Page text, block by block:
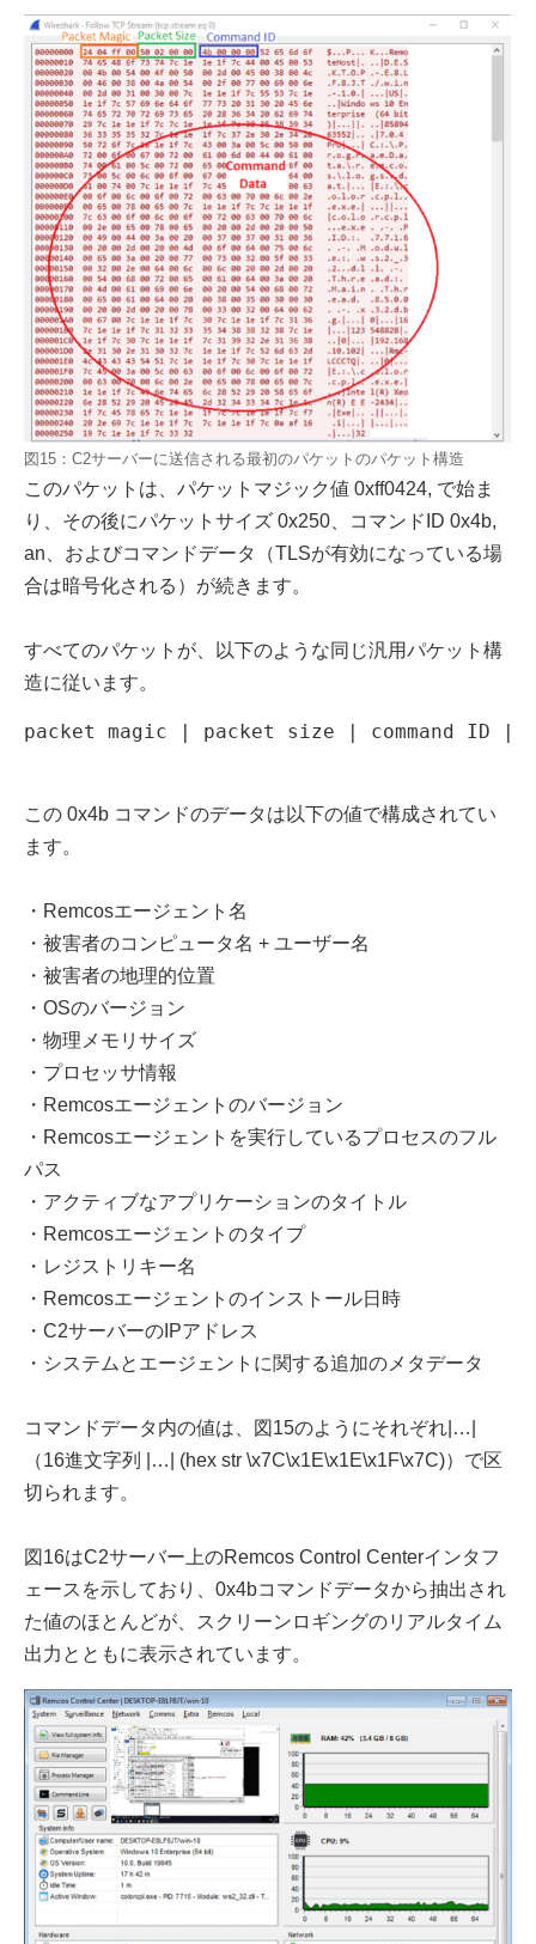
図15：C2サーバーに送信される最初のパケットのパケット構造
このパケットは、パケットマジック値 0xff0424, で始ま
り、その後にパケットサイズ 0x250、コマンドID 0x4b,
an、およびコマンドデータ（TLSが有効になっている場
合は暗号化される）が続きます。
すべてのパケットが、以下のような同じ汎用パケット構
造に従います。
packet magic | packet size | command ID |
この 0x4b コマンドのデータは以下の値で構成されてい
ます。
・Remcosエージェント名
・被害者のコンピュータ名 + ユーザー名
・被害者の地理的位置
・OSのバージョン
・物理メモリサイズ
・プロセッサ情報
・Remcosエージェントのバージョン
・Remcosエージェントを実行しているプロセスのフル
パス
・アクティブなアプリケーションのタイトル
・Remcosエージェントのタイプ
・レジストリキー名
・Remcosエージェントのインストール日時
・C2サーバーのIPアドレス
・システムとエージェントに関する追加のメタデータ
コマンドデータ内の値は、図15のようにそれぞれ|…|
（16進文字列 |…| (hex str \x7C\x1E\x1E\x1F\x7C)）で区
切られます。
図16はC2サーバー上のRemcos Control Centerインタフ
ェースを示しており、0x4bコマンドデータから抽出され
た値のほとんどが、スクリーンロギングのリアルタイム
出力とともに表示されています。